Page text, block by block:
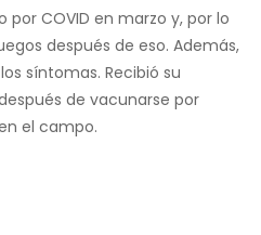
COVID en marzo y, por lo
después de eso. Además,
síntomas. Recibió su
de vacunarse por
el campo.